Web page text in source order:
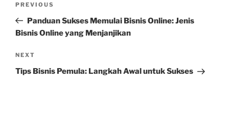
Previous
Post
PREVIOUS
Panduan Sukses Memulai Bisnis Online: Jenis
Bisnis Online yang Menjanjikan
Next
Post
NEXT
Tips Bisnis Pemula: Langkah Awal untuk Sukses